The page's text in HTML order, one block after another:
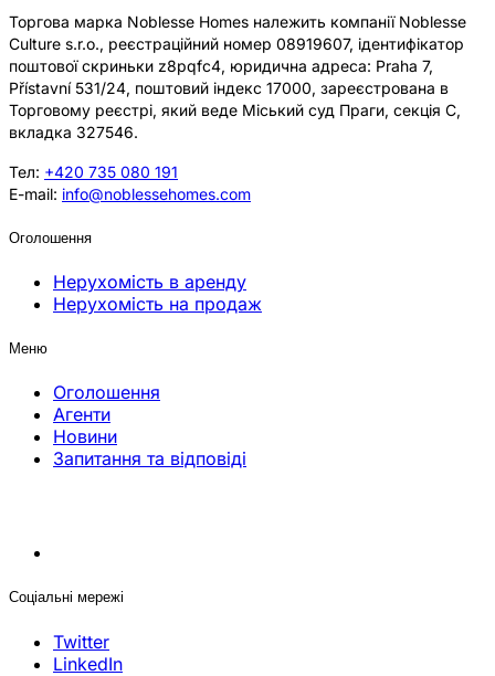
Торгова марка Noblesse Homes належить компанії Noblesse
Culture s.r.o., реєстраційний номер 08919607, ідентифікатор
поштової скриньки z8pqfc4, юридична адреса: Praha 7,
Přístavní 531/24, поштовий індекс 17000, зареєстрована в
Торговому реєстрі, який веде Міський суд Праги, секція C,
вкладка 327546.
Тел: +420 735 080 191
E-mail: info@noblessehomes.com
Оголошення
Нерухомість в аренду
Нерухомість на продаж
Меню
Оголошення
Агенти
Новини
Запитання та відповіді
Соціальні мережі
Twitter
LinkedIn